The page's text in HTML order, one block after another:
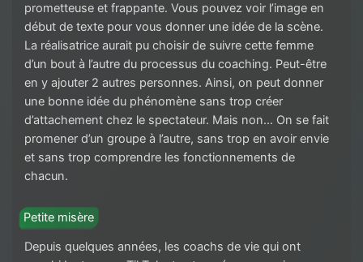
prometteuse et frappante. Vous pouvez voir l’image en
début de texte pour vous donner une idée de la scène.
La réalisatrice aurait pu choisir de suivre cette femme
d’un bout à l’autre du processus du coaching. Peut-être
en y ajouter 2 autres personnes. Ainsi, on peut donner
une bonne idée du phénomène sans trop créer
d’attachement chez le spectateur. Mais non… On se fait
promener d’un groupe à l’autre, sans trop en avoir envie
et sans trop comprendre les fonctionnements de
chacun.
Petite misère
Depuis quelques années, les coachs de vie qui ont